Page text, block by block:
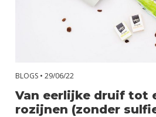
BLOGS • 29/06/22
Van eerlijke druif tot
rozijnen (zonder